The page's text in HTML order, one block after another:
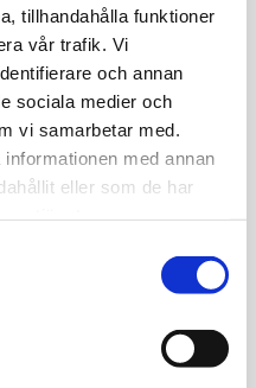
tillhandahålla funktioner
vår trafik. Vi
och annan
sociala medier och
vi samarbetar med.
med annan
eller som de har
rytmernas dans.
spelar tillsammans
skriver duons låtar.
på gården med